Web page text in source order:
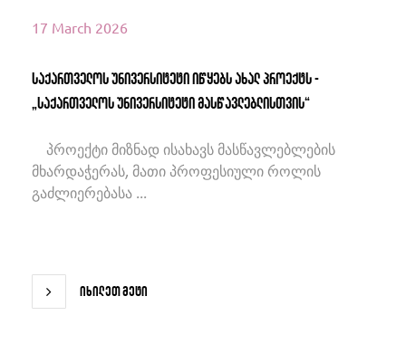
17 March 2026
საქართველოს უნივერსიტეტი იწყებს ახალ პროექტს -
„საქართველოს უნივერსიტეტი მასწავლებლისთვის“
პროექტი მიზნად ისახავს მასწავლებლების
მხარდაჭერას, მათი პროფესიული როლის
გაძლიერებასა ...
იხილეთ მეტი